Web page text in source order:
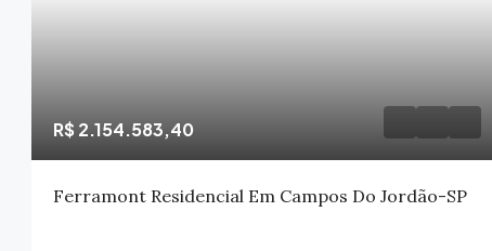
R$ 2.154.583,40
Ferramont Residencial Em Campos Do Jordão-SP